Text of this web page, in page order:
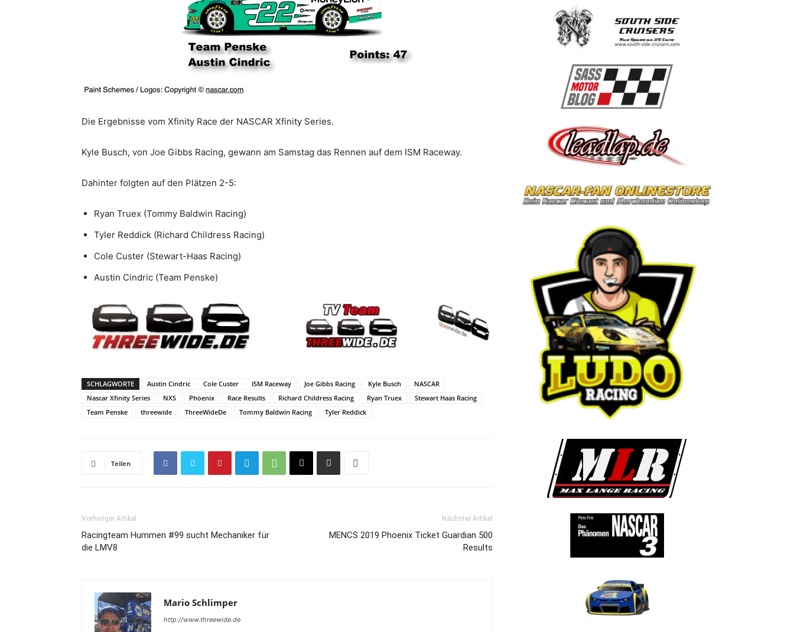
Die Ergebnisse vom Xfinity Race der NASCAR Xfinity Series.
Kyle Busch, von Joe Gibbs Racing, gewann am Samstag das Rennen auf dem ISM Raceway.
Dahinter folgten auf den Plätzen 2-5:
Ryan Truex (Tommy Baldwin Racing)
Tyler Reddick (Richard Childress Racing)
Cole Custer (Stewart-Haas Racing)
Austin Cindric (Team Penske)
SCHLAGWORTE Austin Cindric Cole Custer ISM Raceway Joe Gibbs Racing Kyle Busch
NASCAR
Nascar Xfinity Series
NXS Phoenix Race Results Richard Childress Racing Ryan Truex
Stewart Haas Racing
Team Penske
threewide ThreeWideDe Tommy Baldwin Racing Tyler Reddick
Teilen
Vorheriger Artikel
Racingteam Hummen #99 sucht Mechaniker für
die LMV8
Nächster Artikel
MENCS 2019 Phoenix Ticket Guardian 500
Results
Mario Schlimper
http://www.threewide.de